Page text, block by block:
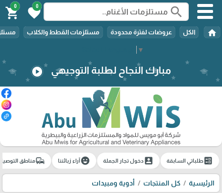
▼
search
0
favorite
0
shopping_cart
home الكل عروضات لفترة محدودة مستلزمات القطط والكلاب
مبارك النجاح لطلبة التوجيهي play_circle
ballotطلباتي السابقة account_boxدخول تجار الجملة emoji_emotionsآراء زبائننا commuteمناطق
الرئيسية كل المنتجات أدوية ومبيدات